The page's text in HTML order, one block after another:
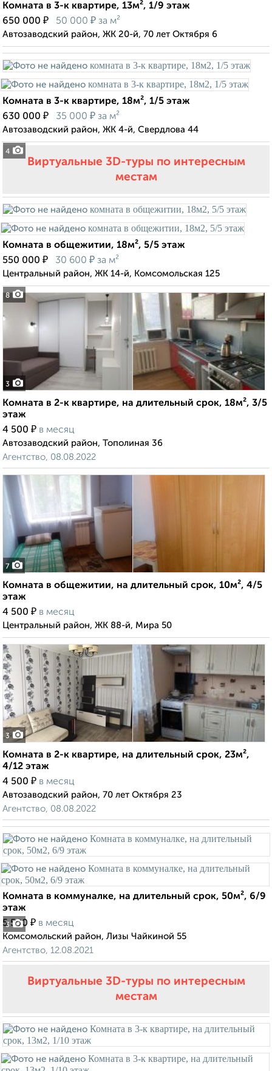
Комната в 3-к квартире, 13м², 1/9 этаж
650 000 ₽ 50 000 ₽ за м²
Автозаводский район, ЖК 20-й, 70 лет Октября 6
4
Комната в 3-к квартире, 18м², 1/5 этаж
630 000 ₽ 35 000 ₽ за м²
Автозаводский район, ЖК 4-й, Свердлова 44
Виртуальные 3D-туры по интересным
местам
8
Комната в общежитии, 18м², 5/5 этаж
550 000 ₽ 30 600 ₽ за м²
Центральный район, ЖК 14-й, Комсомольская 125
3
Комната в 2-к квартире, на длительный срок, 18м², 3/5
этаж
4 500 ₽ в месяц
Автозаводский район, Тополиная 36
Агентство, 08.08.2022
7
Комната в общежитии, на длительный срок, 10м², 4/5
этаж
4 500 ₽ в месяц
Центральный район, ЖК 88-й, Мира 50
3
Комната в 2-к квартире, на длительный срок, 23м²,
4/12 этаж
4 500 ₽ в месяц
Автозаводский район, 70 лет Октября 23
Агентство, 08.08.2022
3
Комната в коммуналке, на длительный срок, 50м², 6/9
этаж
5 500 ₽ в месяц
Комсомольский район, Лизы Чайкиной 55
Агентство, 12.08.2021
Виртуальные 3D-туры по интересным
местам